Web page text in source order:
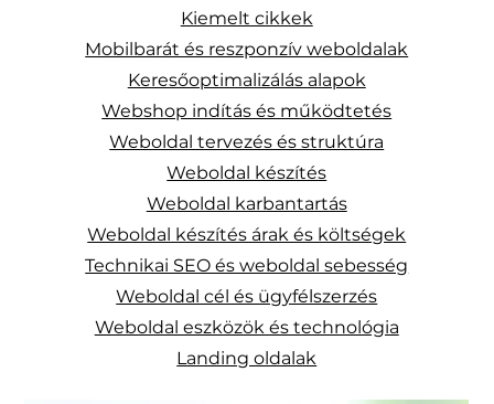
Kiemelt cikkek
Mobilbarát és reszponzív weboldalak
Keresőoptimalizálás alapok
Webshop indítás és működtetés
Weboldal tervezés és struktúra
Weboldal készítés
Weboldal karbantartás
Weboldal készítés árak és költségek
Technikai SEO és weboldal sebesség
Weboldal cél és ügyfélszerzés
Weboldal eszközök és technológia
Landing oldalak